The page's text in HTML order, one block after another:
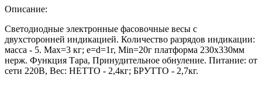
Описание:
Светодиодные электронные фасовочные весы с
двухсторонней индикацией. Количество разрядов индикации:
масса - 5. Max=3 кг; e=d=1г, Min=20г платформа 230х330мм
нерж. Функция Тара, Принудительное обнуление. Питание: от
сети 220В, Вес: НЕТТО - 2,4кг; БРУТТО - 2,7кг.